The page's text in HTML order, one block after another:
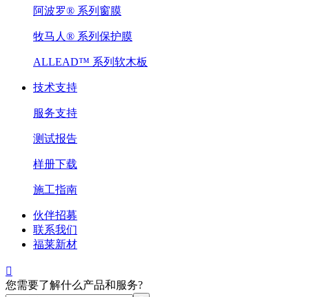
阿波罗® 系列窗膜
牧马人® 系列保护膜
ALLEAD™ 系列软木板
技术支持
服务支持
测试报告
样册下载
施工指南
伙伴招募
联系我们
福莱新材

您需要了解什么产品和服务?